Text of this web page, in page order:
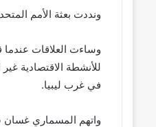
ونددت بعثة الأمم
وساءت العلاقات عندما
للأنشطة الاقتصادية
في غرب ليبيا.
واتهم المسماري غسان